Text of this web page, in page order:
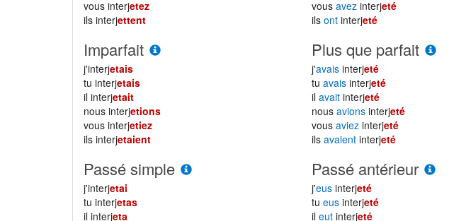
vous interjetez
ils interjettent
vousavez interjeté
ilsont interjeté
Imparfait
j'interjetais
tu interjetais
il interjetait
nous interjetions
vous interjetiez
ils interjetaient
Plus que parfait
j'avais interjeté
tuavais interjeté
ilavait interjeté
nousavions interjeté
vousaviez interjeté
ilsavaient interjeté
Passé simple
j'interjetai
tu interjetas
il interjeta
Passé antérieur
j'eus interjeté
tueus interjeté
ileut interjeté